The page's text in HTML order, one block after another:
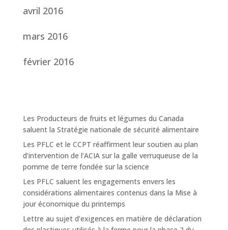
avril 2016
mars 2016
février 2016
Les Producteurs de fruits et légumes du Canada
saluent la Stratégie nationale de sécurité alimentaire
Les PFLC et le CCPT réaffirment leur soutien au plan
d’intervention de l’ACIA sur la galle verruqueuse de la
pomme de terre fondée sur la science
Les PFLC saluent les engagements envers les
considérations alimentaires contenus dans la Mise à
jour économique du printemps
Lettre au sujet d’exigences en matière de déclaration